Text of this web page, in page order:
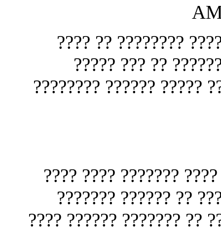
?? ???? ???????
????? ?????? ??
???????? ????? ???????
??? ?? ???? ???????
????? ?? ???
????????? ??? ?????